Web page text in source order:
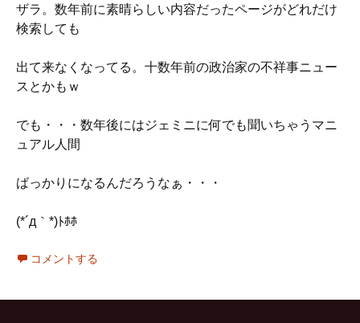
ザラ。数年前に素晴らしい内容だったページがどれだけ
検索しても
出て来なくなってる。十数年前の政治家の不祥事ニュー
スとかもｗ
でも・・・数年後にはジェミニに何でも聞いちゃうマニ
ュアル人間
ばっかりになるんだろうなぁ・・・
(*´д｀*)ﾄﾎﾎ
コメントする